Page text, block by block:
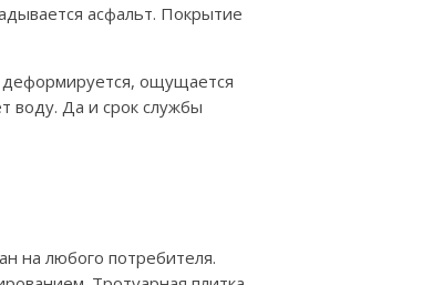
асфальт. Покрытие
деформируется, ощущается
воду. Да и срок службы
на любого потребителя.